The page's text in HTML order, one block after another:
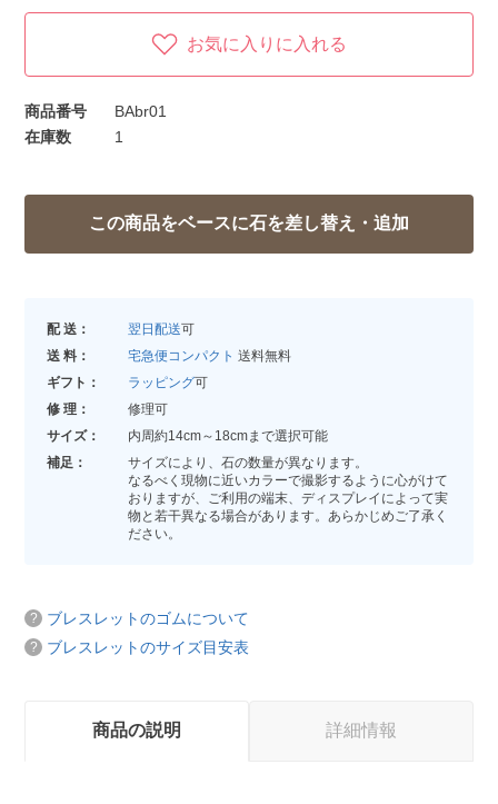
お気に入りに入れる
商品番号
BAbr01
在庫数
1
配 送： 翌日配送可
送 料：
宅急便コンパクト 送料無料
ギフト：
ラッピング可
修 理：
修理可
サイズ：
内周約14cm～18cmまで選択可能
補足：
サイズにより、石の数量が異なります。
なるべく現物に近いカラーで撮影するように心がけて
おりますが、ご利用の端末、ディスプレイによって実
物と若干異なる場合があります。あらかじめご了承く
ださい。
ブレスレットのゴムについて
ブレスレットのサイズ目安表
商品の説明 詳細情報